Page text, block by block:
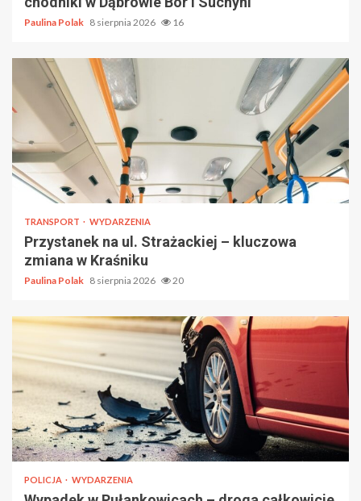
Paulina Polak 8 sierpnia 2026 16
TRANSPORT WYDARZENIA
Przystanek na ul. Strażackiej – kluczowa
zmiana w Kraśniku
Paulina Polak 8 sierpnia 2026 20
POLICJA WYDARZENIA